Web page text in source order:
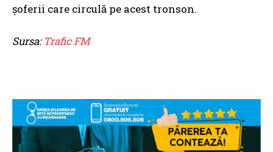
șoferii care circulă pe acest tronson.
Sursa: Trafic FM